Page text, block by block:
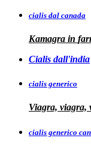
cialis dal canada
Kamagra in
Cialis dall'india
cialis generico
Viagra, viagra,
cialis generico